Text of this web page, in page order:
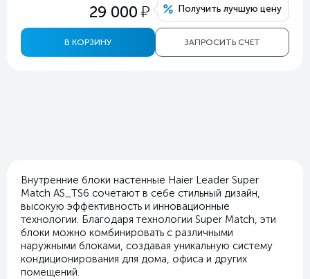
29 000 у Получить лучшую цену
ЗАПРОСИТЬ СЧЕТ
В КОРЗИНУ
Внутренние блоки настенные Haier Leader Super
Match AS_TS6 сочетают в себе стильный дизайн,
высокую эффективность и инновационные
технологии. Благодаря технологии Super Match, эти
блоки можно комбинировать с различными
наружными блоками, создавая уникальную систему
кондиционирования для дома, офиса и других
помещений.